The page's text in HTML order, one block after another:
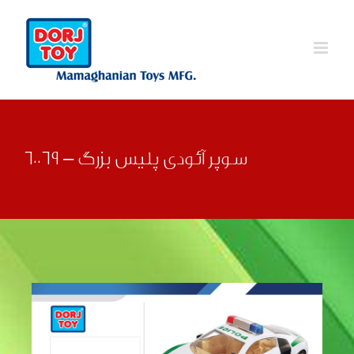
content
سوپر آئودی پلیس بزرگ – 60069
قبلی بعدی